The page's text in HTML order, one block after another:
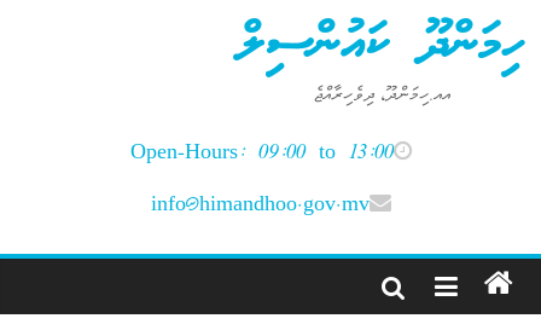
ހިމަންދޫ ކައުންސިލް
އއ.ހިމަންދޫ، ދިވެހިރާއްޖެ
Open-Hours: 09:00 to 13:00
info@himandhoo.gov.mv